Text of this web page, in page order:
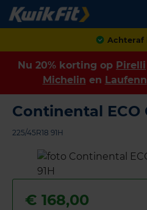
Achteraf
Nu 20% korting op Pirelli
Michelin en Laufenn
Continental ECO
225/45R18 91H
€ 168,00